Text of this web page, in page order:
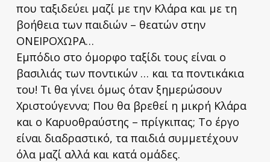
που ταξιδεύει μαζί με την Κλάρα και με τη
βοήθεια των παιδιών – θεατών στην
ΟΝΕΙΡΟΧΩΡA…
Εμπόδιο στο όμορφο ταξίδι τους είναι ο
βασιλιάς των ποντικών … και τα ποντικάκια
του! Τι θα γίνει όμως όταν ξημερώσουν
Χριστούγεννα; Που θα βρεθεί η μικρή Κλάρα
και ο Καρυοθραύστης – πρίγκιπας; Το έργο
είναι διαδραστικό, τα παιδιά συμμετέχουν
όλα μαζί αλλά και κατά ομάδες.